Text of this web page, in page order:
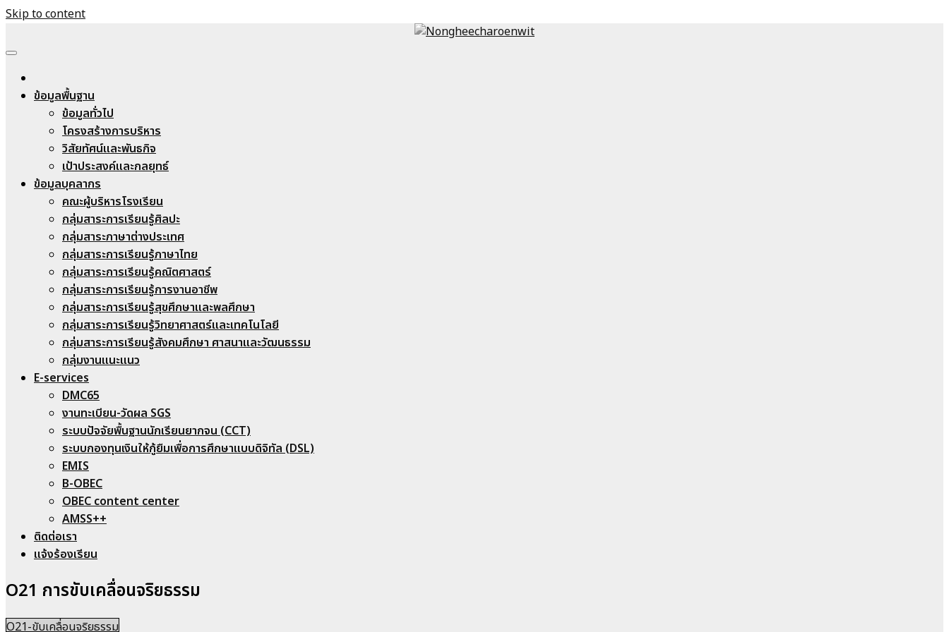
Skip to content
Nongheecharoenwit
ข้อมูลพื้นฐาน
ข้อมูลทั่วไป
โครงสร้างการบริหาร
วิสัยทัศน์และพันธกิจ
เป้าประสงค์และกลยุทธ์
ข้อมูลบุคลากร
คณะผู้บริหารโรงเรียน
กลุ่มสาระการเรียนรู้ศิลปะ
กลุ่มสาระภาษาต่างประเทศ
กลุ่มสาระการเรียนรู้ภาษาไทย
กลุ่มสาระการเรียนรู้คณิตศาสตร์
กลุ่มสาระการเรียนรู้การงานอาชีพ
กลุ่มสาระการเรียนรู้สุขศึกษาและพลศึกษา
กลุ่มสาระการเรียนรู้วิทยาศาสตร์และเทคโนโลยี
กลุ่มสาระการเรียนรู้สังคมศึกษา ศาสนาและวัฒนธรรม
กลุ่มงานแนะแนว
E-services
DMC65
งานทะเบียน-วัดผล SGS
ระบบปัจจัยพื้นฐานนักเรียนยากจน (CCT)
ระบบกองทุนเงินให้กู้ยืมเพื่อการศึกษาแบบดิจิทัล (DSL)
EMIS
B-OBEC
OBEC content center
AMSS++
ติดต่อเรา
แจ้งร้องเรียน
O21 การขับเคลื่อนจริยธรรม
O21-ขับเคลื่อนจริยธรรม